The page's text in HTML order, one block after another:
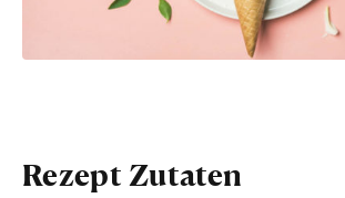
Rezept Zutaten